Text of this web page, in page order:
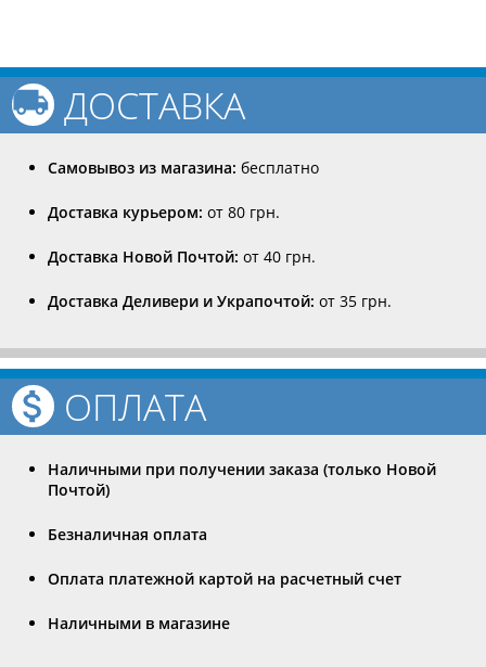
ДОСТАВКА
Самовывоз из магазина: бесплатно
Доставка курьером: от 80 грн.
Доставка Новой Почтой: от 40 грн.
Доставка Деливери и Украпочтой: от 35 грн.
ОПЛАТА
Наличными при получении заказа (только Новой
Почтой)
Безналичная оплата
Оплата платежной картой на расчетный счет
Наличными в магазине